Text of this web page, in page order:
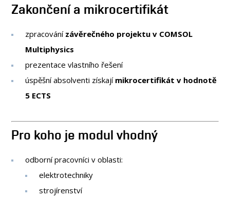
Zakončení a mikrocertifikát
zpracování závěrečného projektu v COMSOL
Multiphysics
prezentace vlastního řešení
úspěšní absolventi získají mikrocertifikát v hodnotě
5 ECTS
Pro koho je modul vhodný
odborní pracovníci v oblasti:
elektrotechniky
strojírenství